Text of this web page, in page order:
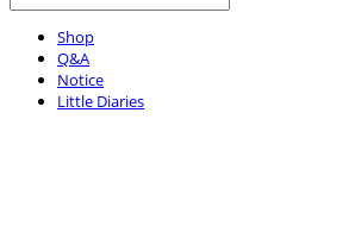
Shop
Q&A
Notice
Little Diaries